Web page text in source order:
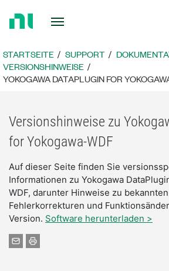
zur
STARTSEITE SUPPORT
VERSIONSHINWEISE
YOKOGAWA DATAPLUGIN FOR
Versionshinweise zu
for Yokogawa-WDF
Auf dieser Seite finden Sie
Informationen zu Yokogawa
WDF, darunter Hinweise zu
Fehlerkorrekturen und
Version. Software herunterladen >